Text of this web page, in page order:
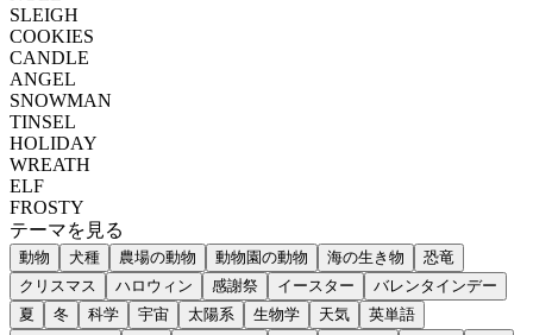
SLEIGH
COOKIES
CANDLE
ANGEL
SNOWMAN
TINSEL
HOLIDAY
WREATH
ELF
FROSTY
テーマを見る
動物 犬種 農場の動物 動物園の動物 海の生き物
恐竜
クリスマス
ハロウィン 感謝祭 イースター
バレンタインデー
夏
冬 科学 宇宙 太陽系 生物学 天気
英単語